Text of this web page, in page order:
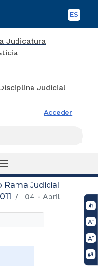
ES
Acceder
Rama Judicial
04 - Abril